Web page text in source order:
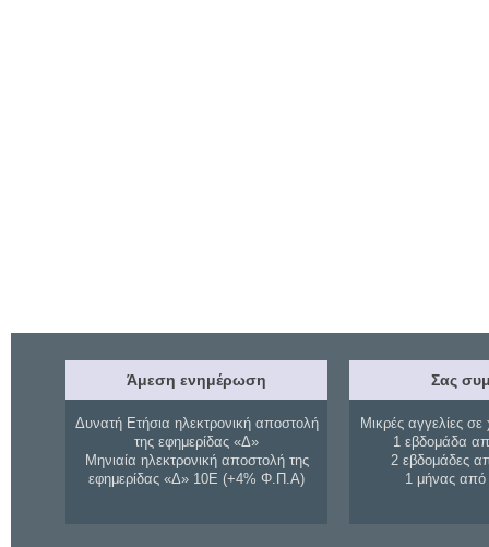
Άμεση ενημέρωση
Δυνατή Ετήσια ηλεκτρονική αποστολή
της εφημερίδας «Δ»
Μηνιαία ηλεκτρονική αποστολή της
εφημερίδας «Δ» 10Ε (+4% Φ.Π.Α)
Σας
Μικρές αγγελίες σε
1 εβδομάδα
2 εβδομάδες
1 μήνας